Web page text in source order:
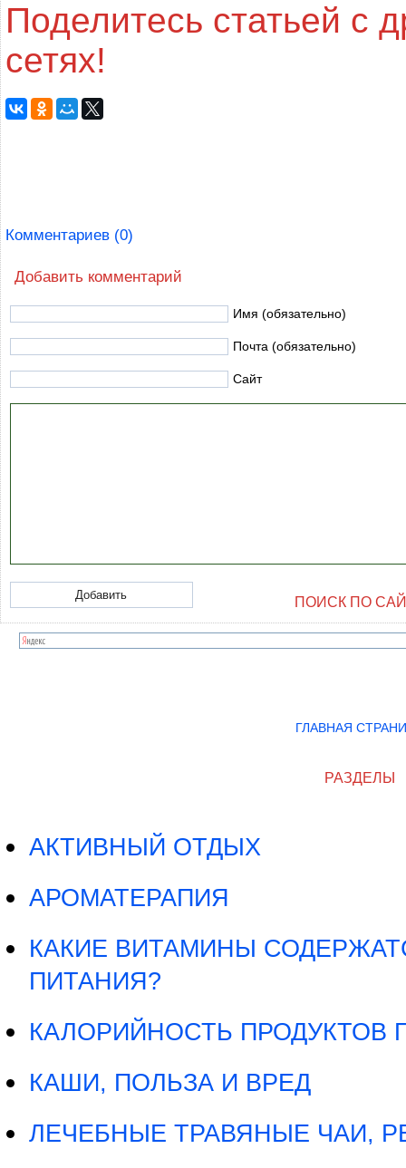
Поделитесь статьей с
сетях!
Комментариев (0)
Добавить комментарий
Имя (обязательно)
Почта (обязательно)
Сайт
ПОИСК ПО
ГЛАВНАЯ
РАЗДЕЛЫ
АКТИВНЫЙ ОТДЫХ
АРОМАТЕРАПИЯ
КАКИЕ ВИТАМИНЫ
ПИТАНИЯ?
КАЛОРИЙНОСТЬ ПРОДУКТОВ
КАШИ, ПОЛЬЗА И ВРЕД
ЛЕЧЕБНЫЕ ТРАВЯНЫЕ ЧАИ,